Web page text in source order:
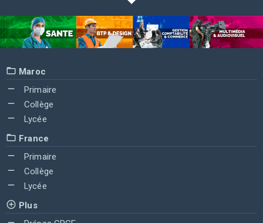
Maroc
Primaire
Collège
Lycée
France
Primaire
Collège
Lycée
Plus